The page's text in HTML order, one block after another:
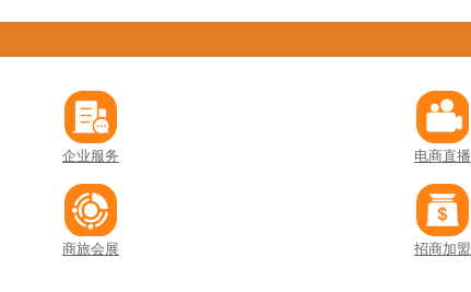
企业服务 电商直播
商旅会展 招商加盟